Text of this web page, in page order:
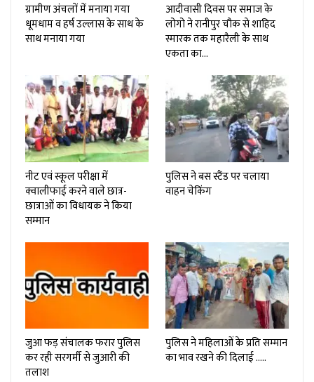
ग्रामीण अंचलों में मनाया गया
धूमधाम व हर्ष उल्लास के साथ के
साथ मनाया गया
आदीवासी दिवस पर समाज के
लोगो ने रानीपुर चौक से शाहिद
स्मारक तक महारैली के साथ
एकता का…
नीट एवं स्कूल परीक्षा में
क्वालीफाई करने वाले छात्र-
छात्राओं का विधायक ने किया
सम्मान
पुलिस ने बस स्टैंड पर चलाया
वाहन चेकिंग
जुआ फड़ संचालक फरार पुलिस
कर रही सरगर्मी से जुआरी की
तलाश
पुलिस ने महिलाओं के प्रति सम्मान
का भाव रखने की दिलाई …..